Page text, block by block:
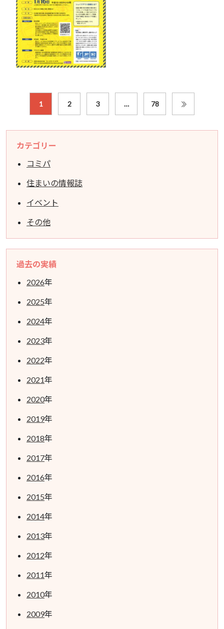
1 2 3 … 78
カテゴリー
コミパ
住まいの情報誌
イベント
その他
過去の実績
2026年
2025年
2024年
2023年
2022年
2021年
2020年
2019年
2018年
2017年
2016年
2015年
2014年
2013年
2012年
2011年
2010年
2009年